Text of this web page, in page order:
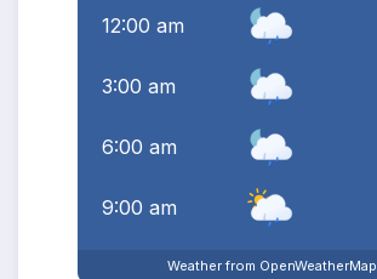
12:00 am
3:00 am
6:00 am
9:00 am
Weather from OpenWeatherMap